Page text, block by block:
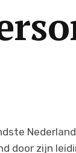
door zijn